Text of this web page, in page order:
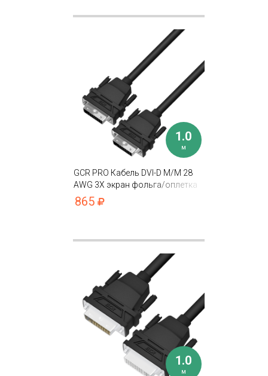
1.0
м
GCR PRO Кабель DVI-D M/M 28
AWG 3Х экран фольга/оплетка
865
1.0
м